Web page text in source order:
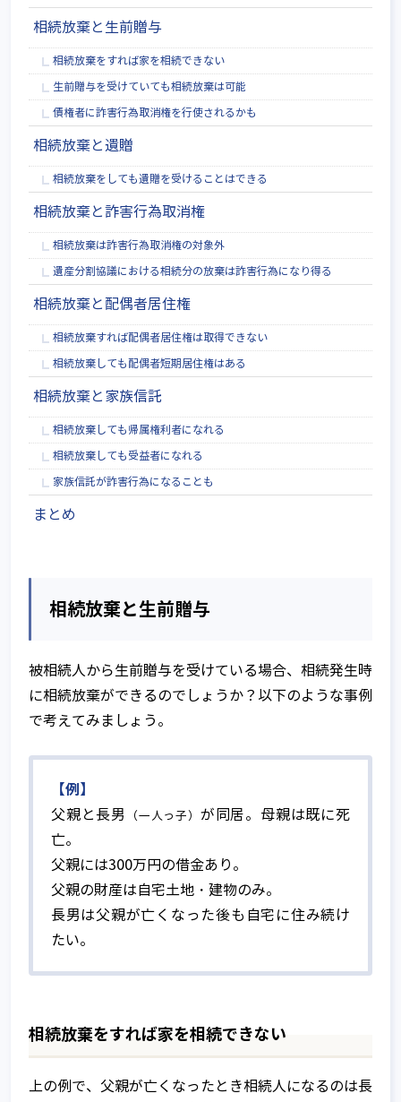
相続放棄と生前贈与
相続放棄をすれば家を相続できない
生前贈与を受けていても相続放棄は可能
債権者に詐害行為取消権を行使されるかも
相続放棄と遺贈
相続放棄をしても遺贈を受けることはできる
相続放棄と詐害行為取消権
相続放棄は詐害行為取消権の対象外
遺産分割協議における相続分の放棄は詐害行為になり得る
相続放棄と配偶者居住権
相続放棄すれば配偶者居住権は取得できない
相続放棄しても配偶者短期居住権はある
相続放棄と家族信託
相続放棄しても帰属権利者になれる
相続放棄しても受益者になれる
家族信託が詐害行為になることも
まとめ
相続放棄と生前贈与
被相続人から生前贈与を受けている場合、相続発生時
に相続放棄ができるのでしょうか？以下のような事例
で考えてみましょう。
【例】
父親と長男 （一人っ子） が同居。母親は既に死
亡。
父親には300万円の借金あり。
父親の財産は自宅土地・建物のみ。
長男は父親が亡くなった後も自宅に住み続け
たい。
相続放棄をすれば家を相続できない
上の例で、父親が亡くなったとき相続人になるのは長